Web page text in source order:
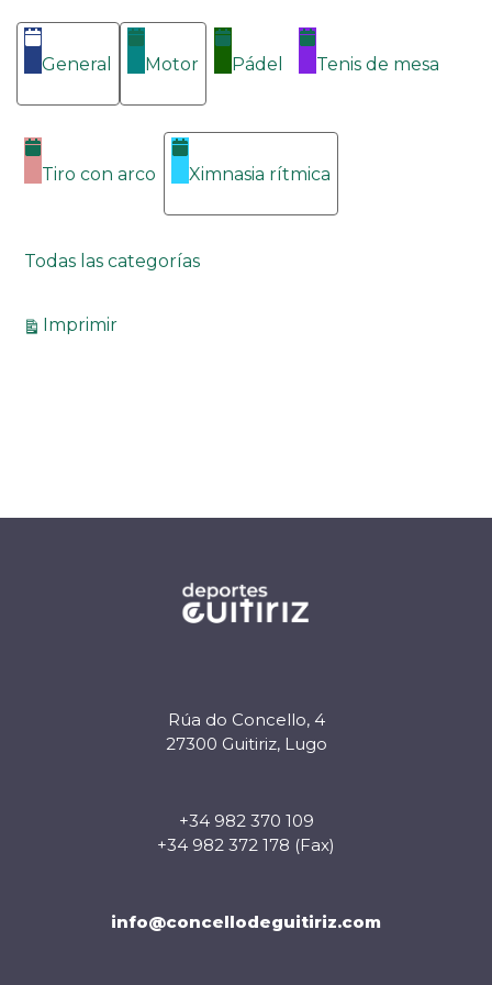
General Motor Pádel Tenis de mesa
Tiro con arco Ximnasia rítmica
Todas las categorías
ImprimirVistas
Rúa do Concello, 4
27300 Guitiriz, Lugo
+34 982 370 109
+34 982 372 178 (Fax)
info@concellodeguitiriz.com